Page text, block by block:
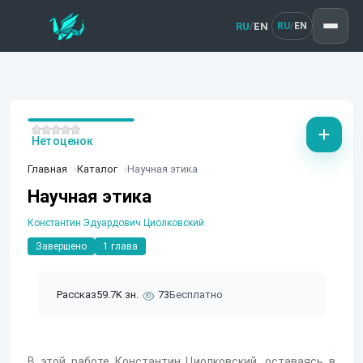
RU/EN RU/ EN
Главная Каталог Научная этика
Научная этика
Константин Эдуардович Циолковский
Завершено 1 глава
Рассказ59.7K зн. 73Бесплатно
Нет оценок